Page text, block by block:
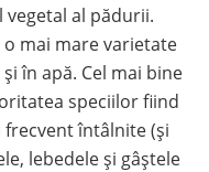
al pădurii.
mai mare varietate
în apă. Cel mai bine
speciilor fiind
întâlnite (şi
lebedele şi gâştele